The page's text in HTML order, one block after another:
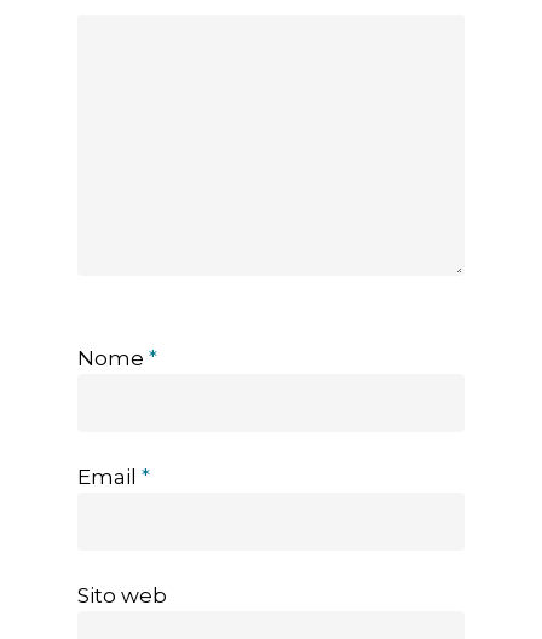
Nome *
Email *
Sito web